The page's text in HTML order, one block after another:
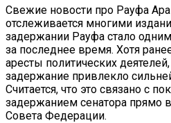
Свежие новости про Рауфа
отслеживается многими
задержании Рауфа стало
за последнее время. Хотя
аресты политических
задержание привлекло
Считается, что это связано с
задержанием сенатора прямо
Совета Федерации.